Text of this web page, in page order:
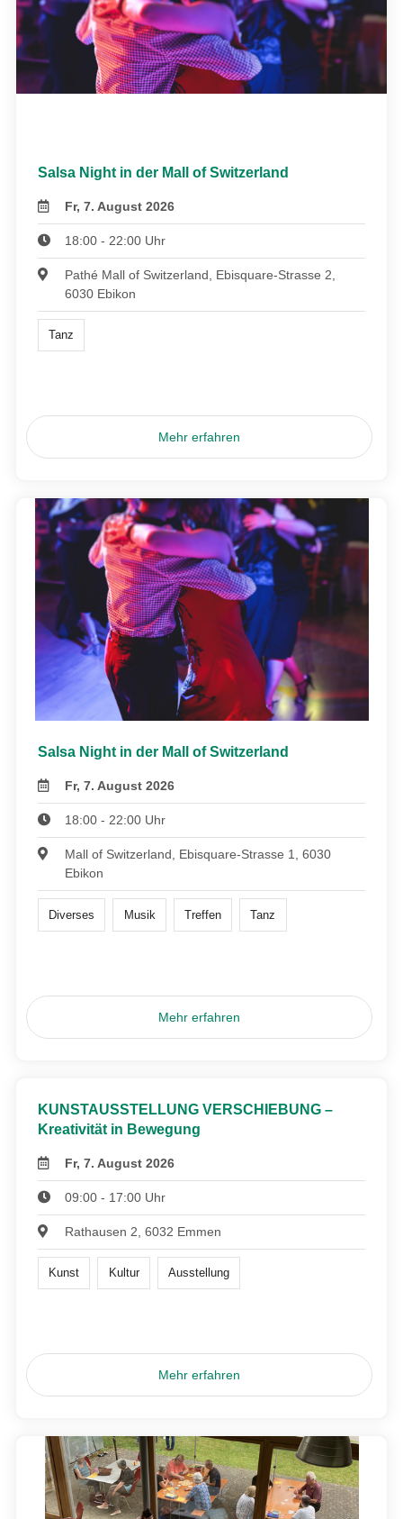
Salsa Night in der Mall of Switzerland
Fr, 7. August 2026
18:00 - 22:00 Uhr
Pathé Mall of Switzerland, Ebisquare-Strasse 2,
6030 Ebikon
Tanz
Mehr erfahren
Salsa Night in der Mall of Switzerland
Fr, 7. August 2026
18:00 - 22:00 Uhr
Mall of Switzerland, Ebisquare-Strasse 1, 6030
Ebikon
Diverses Musik Treffen Tanz
Mehr erfahren
KUNSTAUSSTELLUNG VERSCHIEBUNG –
Kreativität in Bewegung
Fr, 7. August 2026
09:00 - 17:00 Uhr
Rathausen 2, 6032 Emmen
Kunst Kultur Ausstellung
Mehr erfahren